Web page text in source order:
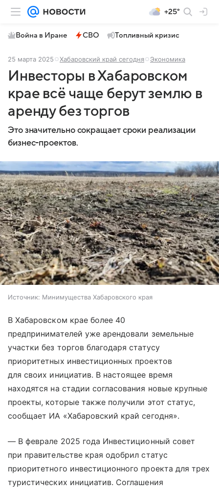
+25°
Война в Иране СВО Топливный кризис
25 марта 2025 Хабаровский край сегодня Экономика
Инвесторы в Хабаровском
крае всё чаще берут землю в
аренду без торгов
Это значительно сокращает сроки реализации
бизнес-проектов.
Источник: Минимущества Хабаровского края
В Хабаровском крае более 40
предпринимателей уже арендовали земельные
участки без торгов благодаря статусу
приоритетных инвестиционных проектов
для своих инициатив. В настоящее время
находятся на стадии согласования новые крупные
проекты, которые также получили этот статус,
сообщает ИА «Хабаровский край сегодня».
— В феврале 2025 года Инвестиционный совет
при правительстве края одобрил статус
приоритетного инвестиционного проекта для трех
туристических инициатив. Соглашения